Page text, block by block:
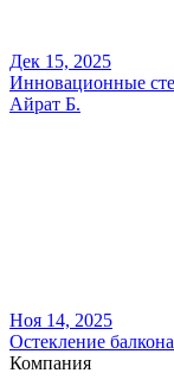
Дек 15, 2025
Инновационные
Айрат Б.
Ноя 14, 2025
Остекление балкона
Компания